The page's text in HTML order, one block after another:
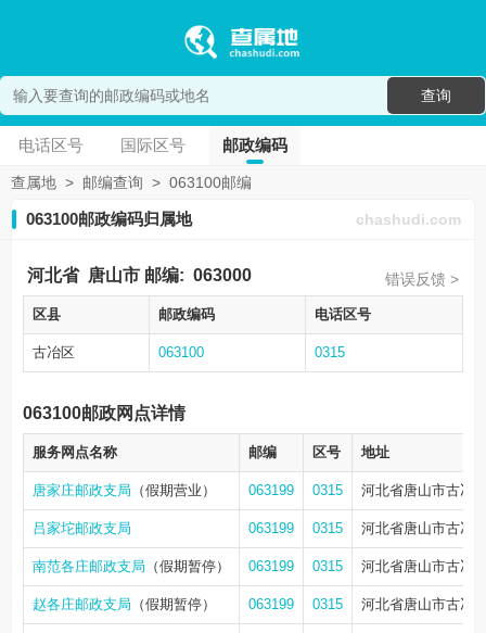
查询
电话区号 国际区号 邮政编码
查属地 > 邮编查询 > 063100邮编
063100邮政编码归属地 chashudi.com
河北省 唐山市 邮编: 063000 错误反馈 >
区县 邮政编码 电话区号
古冶区 063100 0315
063100邮政网点详情
服务网点名称 邮编 区号 地址
唐家庄邮政支局 （假期营业） 063199 0315 河北省唐山市古冶
吕家坨邮政支局 063199 0315 河北省唐山市古冶
南范各庄邮政支局 （假期暂停） 063199 0315 河北省唐山市古冶
赵各庄邮政支局 （假期暂停） 063199 0315 河北省唐山市古冶